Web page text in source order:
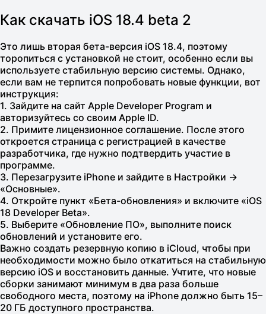
Как скачать iOS 18.4 beta 2
Это лишь вторая бета-версия iOS 18.4, поэтому
торопиться с установкой не стоит, особенно если вы
используете стабильную версию системы. Однако,
если вам не терпится попробовать новые функции, вот
инструкция:
1. Зайдите на сайт Apple Developer Program и
авторизуйтесь со своим Apple ID.
2. Примите лицензионное соглашение. После этого
откроется страница с регистрацией в качестве
разработчика, где нужно подтвердить участие в
программе.
3. Перезагрузите iPhone и зайдите в Настройки →
«Основные».
4. Откройте пункт «Бета-обновления» и включите «iOS
18 Developer Beta».
5. Выберите «Обновление ПО», выполните поиск
обновлений и установите его.
Важно создать резервную копию в iCloud, чтобы при
необходимости можно было откатиться на стабильную
версию iOS и восстановить данные. Учтите, что новые
сборки занимают минимум в два раза больше
свободного места, поэтому на iPhone должно быть 15–
20 ГБ доступного пространства.